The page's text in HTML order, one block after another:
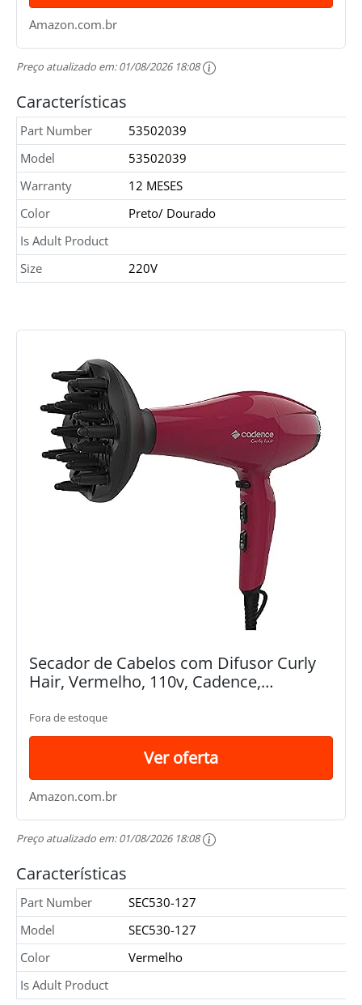
Amazon.com.br
Preço atualizado em:01/08/2026 18:08
Características
Part Number
53502039
Model
53502039
Warranty
12 MESES
Color
Preto/ Dourado
Is Adult Product
Size
220V
Secador de Cabelos com Difusor Curly
Hair, Vermelho, 110v, Cadence,
Fora de estoque
Ver oferta
Amazon.com.br
Preço atualizado em:01/08/2026 18:08
Características
Part Number
SEC530-127
Model
SEC530-127
Color
Vermelho
Is Adult Product